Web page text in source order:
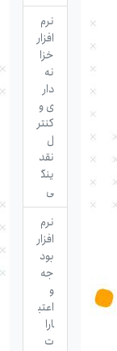
نرم
افزار
خزا
نه
دار
ی و
کنتر
نقد
ینگ
ی
نرم
افزار
بود
جه
اعتب
ارا
ت